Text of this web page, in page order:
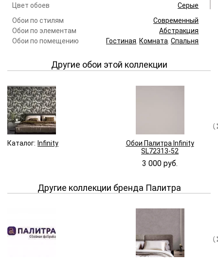
Цвет обоев
Серые
Обои по стилям
Современный
Обои по элементам
Абстракция
Обои по помещению
Гостиная. Комната.Спальня
Другие обои этой коллекции
Каталог: Infinity
Обои Палитра Infinity
SL72313-52
3 000 руб.
Другие коллекции бренда Палитра